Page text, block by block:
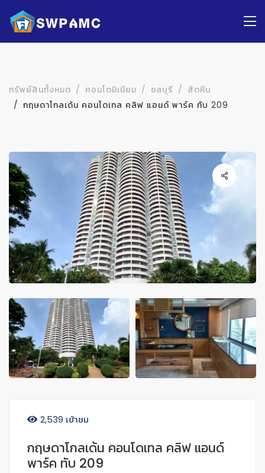
ทรัพย์สินทั้งหมด คอนโดมิเนียม ชลบุรี
สัตหีบ
กฤษดาโกลเด้น คอนโดเทล คลิฟ แอนด์ พาร์ค ทับ 209
2,539 เข้าชม
กฤษดาโกลเด้น คอนโดเทล คลิฟ แอนด์
พาร์ค ทับ 209